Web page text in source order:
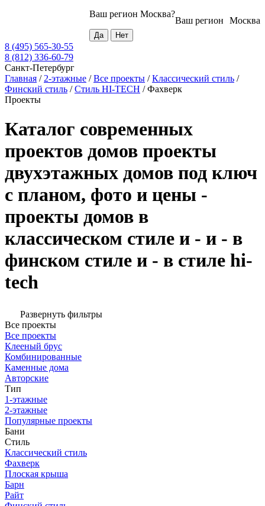
Москва
Ваш регион
Ваш регион Москва?
8 (495) 565-30-55
8 (812) 336-60-79
Санкт-Петербург
Главная / 2-этажные /Все проекты /Классический стиль /
Финский стиль /Стиль HI-TECH /Фахверк
Проекты
Каталог современных
проектов домов проекты
двухэтажных домов под ключ
с планом, фото и цены -
проекты домов в
классическом стиле и - и - в
финском стиле и - в стиле hi-
tech
Развернуть фильтры
Все проекты
Все проекты
Клееный брус
Комбинированные
Каменные дома
Авторские
Тип
1-этажные
2-этажные
Популярные проекты
Бани
Стиль
Классический стиль
Фахверк
Плоская крыша
Барн
Райт